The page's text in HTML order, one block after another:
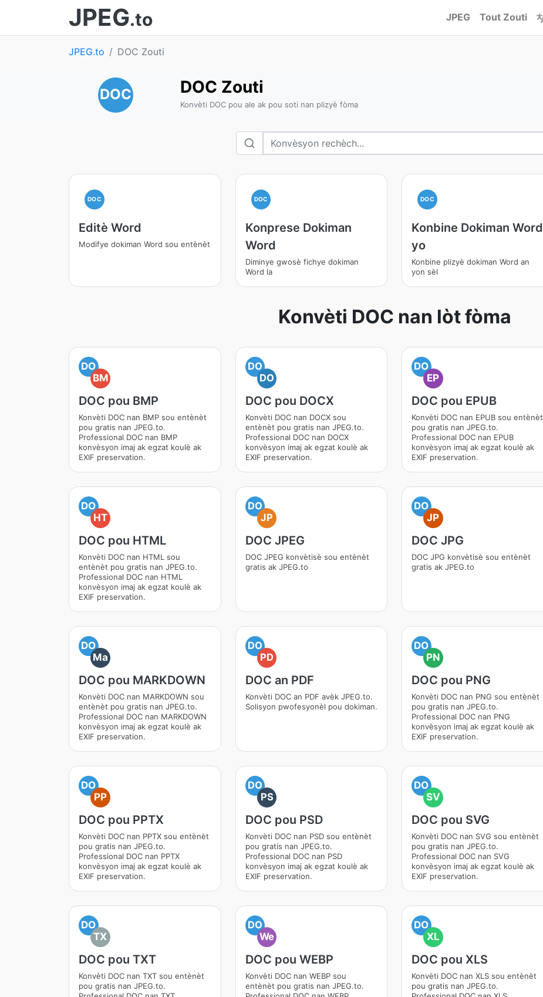
JPEG.to JPEG Tout Zouti
JPEG.to DOC Zouti
DOC DOC Zouti
Konvèti DOC pou ale ak pou soti nan plizyè fòma
DOC
Editè Word
Modifye dokiman Word sou entènèt
DOC
Konprese Dokiman
Word
Diminye gwosè fichye dokiman
Word la
DOC
Konbine Dokiman Word
yo
Konbine plizyè dokiman Word an
yon sèl
Konvèti DOC nan lòt fòma
DO
BM
DOC pou BMP
Konvèti DOC nan BMP sou entènèt
pou gratis nan JPEG.to.
Professional DOC nan BMP
konvèsyon imaj ak egzat koulè ak
EXIF preservation.
DO
DO
DOC pou DOCX
Konvèti DOC nan DOCX sou
entènèt pou gratis nan JPEG.to.
Professional DOC nan DOCX
konvèsyon imaj ak egzat koulè ak
EXIF preservation.
DO
EP
DOC pou EPUB
Konvèti DOC nan EPUB sou entènèt
pou gratis nan JPEG.to.
Professional DOC nan EPUB
konvèsyon imaj ak egzat koulè ak
EXIF preservation.
DO
HT
DOC pou HTML
Konvèti DOC nan HTML sou
entènèt pou gratis nan JPEG.to.
Professional DOC nan HTML
konvèsyon imaj ak egzat koulè ak
EXIF preservation.
DO
JP
DOC JPEG
DOC JPEG konvètisè sou entènèt
gratis ak JPEG.to
DO
JP
DOC JPG
DOC JPG konvètisè sou entènèt
gratis ak JPEG.to
DO
Ma
DOC pou MARKDOWN
Konvèti DOC nan MARKDOWN sou
entènèt pou gratis nan JPEG.to.
Professional DOC nan MARKDOWN
konvèsyon imaj ak egzat koulè ak
EXIF preservation.
DO
PD
DOC an PDF
Konvèti DOC an PDF avèk JPEG.to.
Solisyon pwofesyonèl pou dokiman.
DO
PN
DOC pou PNG
Konvèti DOC nan PNG sou entènèt
pou gratis nan JPEG.to.
Professional DOC nan PNG
konvèsyon imaj ak egzat koulè ak
EXIF preservation.
DO
PP
DOC pou PPTX
Konvèti DOC nan PPTX sou entènèt
pou gratis nan JPEG.to.
Professional DOC nan PPTX
konvèsyon imaj ak egzat koulè ak
EXIF preservation.
DO
PS
DOC pou PSD
Konvèti DOC nan PSD sou entènèt
pou gratis nan JPEG.to.
Professional DOC nan PSD
konvèsyon imaj ak egzat koulè ak
EXIF preservation.
DO
SV
DOC pou SVG
Konvèti DOC nan SVG sou entènèt
pou gratis nan JPEG.to.
Professional DOC nan SVG
konvèsyon imaj ak egzat koulè ak
EXIF preservation.
DO
TX
DOC pou TXT
Konvèti DOC nan TXT sou entènèt
pou gratis nan JPEG.to.
DO
We
DOC pou WEBP
Konvèti DOC nan WEBP sou
entènèt pou gratis nan JPEG.to.
DO
XL
DOC pou XLS
Konvèti DOC nan XLS sou entènèt
pou gratis nan JPEG.to.